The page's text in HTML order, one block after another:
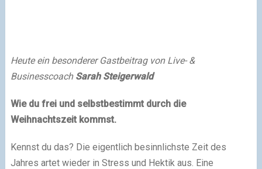
Heute ein besonderer Gastbeitrag von Live- &
Businesscoach Sarah Steigerwald
Wie du frei und selbstbestimmt durch die
Weihnachtszeit kommst.
Kennst du das? Die eigentlich besinnlichste Zeit des
Jahres artet wieder in Stress und Hektik aus. Eine